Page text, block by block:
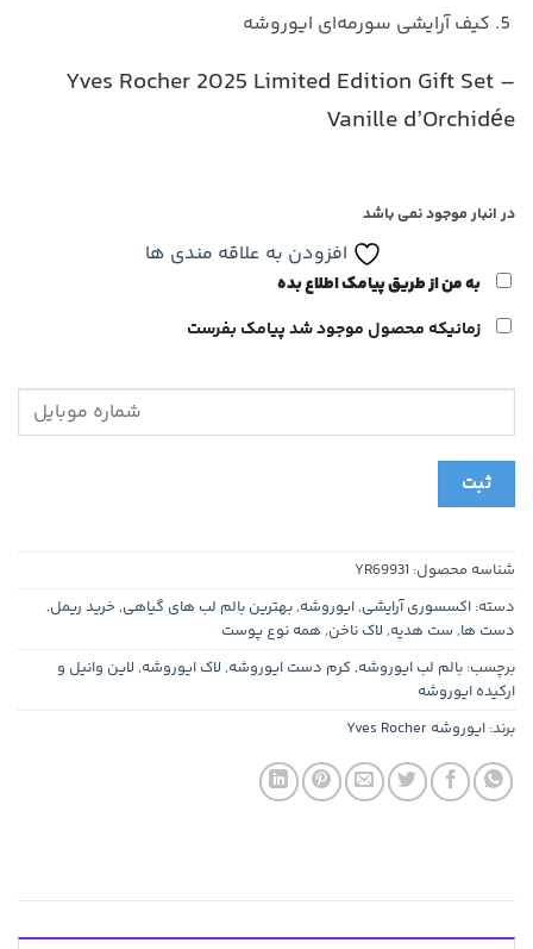
کیف آرایشی سورمه‌ای ایوروشه
Yves Rocher 2025 Limited Edition Gift Set –
Vanille d’Orchidée
در انبار موجود نمی باشد
افزودن به علاقه مندی ها
به من از طریق پیامک اطلاع بده
زمانیکه محصول موجود شد پیامک بفرست
ثبت
شناسه محصول: YR69931
دسته: اکسسوری آرایشی,ایوروشه,بهترین بالم لب های گیاهی, خرید ریمل,
دست ها, ست هدیه, لاک ناخن, همه نوع پوست
برچسب: بالم لب ایوروشه, کرم دست ایوروشه, لاک ایوروشه, لاین وانیل و
ارکیده ایوروشه
برند: ایوروشه Yves Rocher